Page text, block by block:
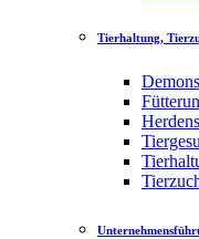
Tierhaltung,